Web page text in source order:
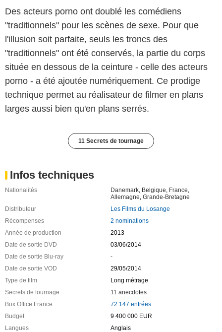
Des acteurs porno ont doublé les comédiens
"traditionnels" pour les scènes de sexe. Pour que
l'illusion soit parfaite, seuls les troncs des
"traditionnels" ont été conservés, la partie du corps
située en dessous de la ceinture - celle des acteurs
porno - a été ajoutée numériquement. Ce prodige
technique permet au réalisateur de filmer en plans
larges aussi bien qu'en plans serrés.
11 Secrets de tournage
Infos techniques
Nationalités Danemark, Belgique, France,
Allemagne, Grande-Bretagne
Distributeur
Les Films du Losange
Récompenses
2 nominations
Année de production
2013
Date de sortie DVD
03/06/2014
Date de sortie Blu-ray
-
Date de sortie VOD
29/05/2014
Type de film
Long métrage
Secrets de tournage
11 anecdotes
Box Office France
72 147 entrées
Budget
9 400 000 EUR
Langues
Anglais